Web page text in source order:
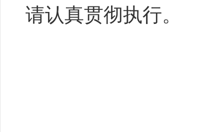
请认真贯彻执行。